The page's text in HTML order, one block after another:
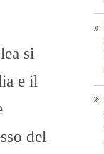
si
e il
del